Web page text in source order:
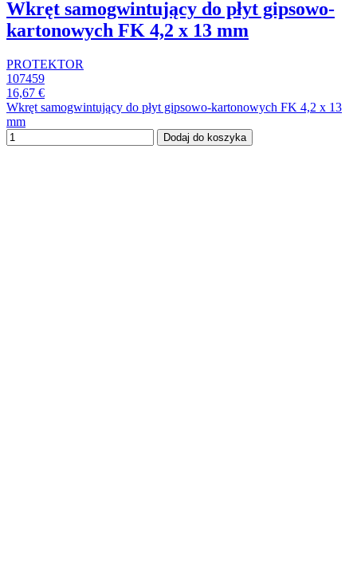
Wkręt samogwintujący do płyt gipsowo-
kartonowych FK 4,2 x 13 mm
PROTEKTOR
107459
16,67 €
Wkręt samogwintujący do płyt gipsowo-kartonowych FK 4,2 x 13
mm
Dodaj do koszyka